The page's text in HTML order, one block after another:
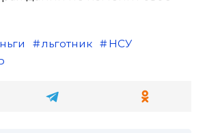
льготник
НСУ